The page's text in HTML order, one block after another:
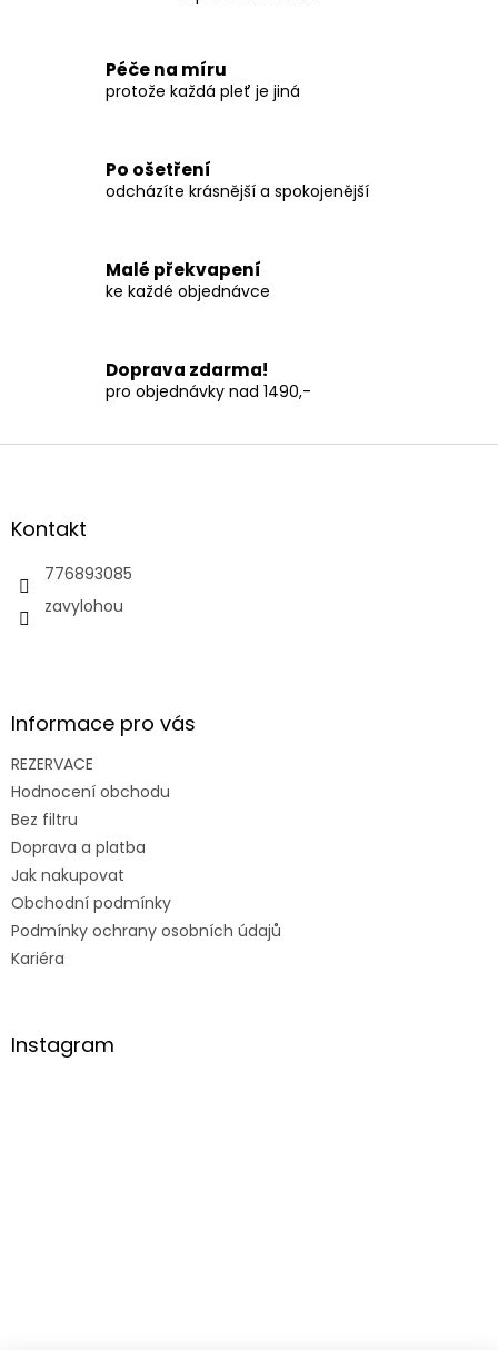
d
a
r
y
v
ý
s
u
Péče na míru
protože každá pleť je jiná
Po ošetření
odcházíte krásnější a spokojenější
Malé překvapení
ke každé objednávce
Doprava zdarma!
pro objednávky nad 1490,-
Z
aKontakt
776893085
zavylohou
Informace pro vás
REZERVACE
Hodnocení obchodu
Bez filtru
Doprava a platba
Jak nakupovat
Obchodní podmínky
Podmínky ochrany osobních údajů
Kariéra
Instagram